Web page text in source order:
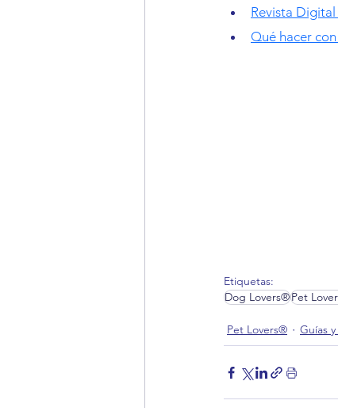
Revista
Qué hacer
Etiquetas:
Dog Lovers®Pet
Pet Lovers® Guías